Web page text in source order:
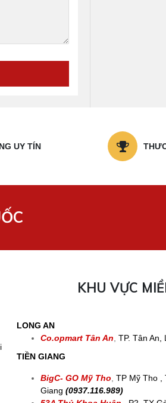
UY TÍN
KHU VỰC
LONG AN
Co.opmart Tân An TP. Tân An,
TIỀN GIANG
BigC- GO Mỹ Tho TP Mỹ Tho ,
Giang (0937.116.989)